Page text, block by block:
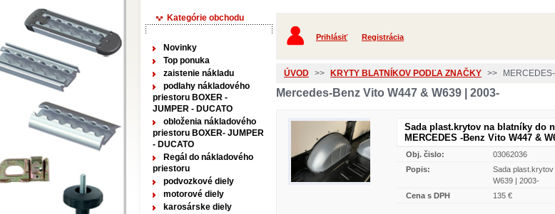
Kategórie obchodu
Novinky
Top ponuka
zaistenie nákladu
podlahy nákladového
priestoru BOXER -
JUMPER - DUCATO
obloženia nákladového
priestoru BOXER- JUMPER
- DUCATO
Regál do nákladového
priestoru
podvozkové diely
motorové diely
karosárske diely
Prihlásiť Registrácia
ÚVOD >> KRYTY BLATNÍKOV PODĽA ZNAČKY >>
Mercedes-Benz Vito W447 & W639 | 2003-
Sada plast.krytov na blatníky do
MERCEDES -Benz Vito W447 &
Obj. čislo:
03062036
Popis:
Sada
W639 | 2003-
Cena s DPH
135 €